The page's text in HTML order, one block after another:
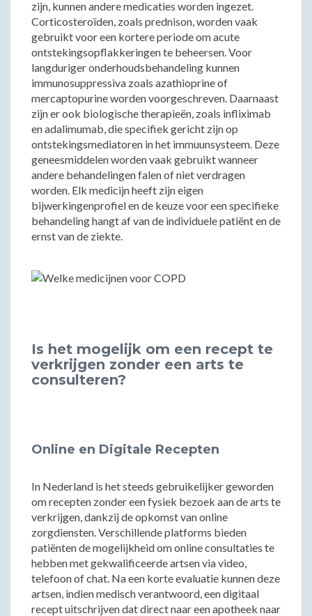
zijn, kunnen andere medicaties worden ingezet.
Corticosteroïden, zoals prednison, worden vaak
gebruikt voor een kortere periode om acute
ontstekingsopflakkeringen te beheersen. Voor
langduriger onderhoudsbehandeling kunnen
immunosuppressiva zoals azathioprine of
mercaptopurine worden voorgeschreven. Daarnaast
zijn er ook biologische therapieën, zoals infliximab
en adalimumab, die specifiek gericht zijn op
ontstekingsmediatoren in het immuunsysteem. Deze
geneesmiddelen worden vaak gebruikt wanneer
andere behandelingen falen of niet verdragen
worden. Elk medicijn heeft zijn eigen
bijwerkingenprofiel en de keuze voor een specifieke
behandeling hangt af van de individuele patiënt en de
ernst van de ziekte.
Is het mogelijk om een recept te
verkrijgen zonder een arts te
consulteren?
Online en Digitale Recepten
In Nederland is het steeds gebruikelijker geworden
om recepten zonder een fysiek bezoek aan de arts te
verkrijgen, dankzij de opkomst van online
zorgdiensten. Verschillende platforms bieden
patiënten de mogelijkheid om online consultaties te
hebben met gekwalificeerde artsen via video,
telefoon of chat. Na een korte evaluatie kunnen deze
artsen, indien medisch verantwoord, een digitaal
recept uitschrijven dat direct naar een apotheek naar